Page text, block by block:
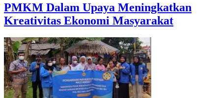
PMKM Dalam Upaya Meningkatkan
Kreativitas Ekonomi Masyarakat